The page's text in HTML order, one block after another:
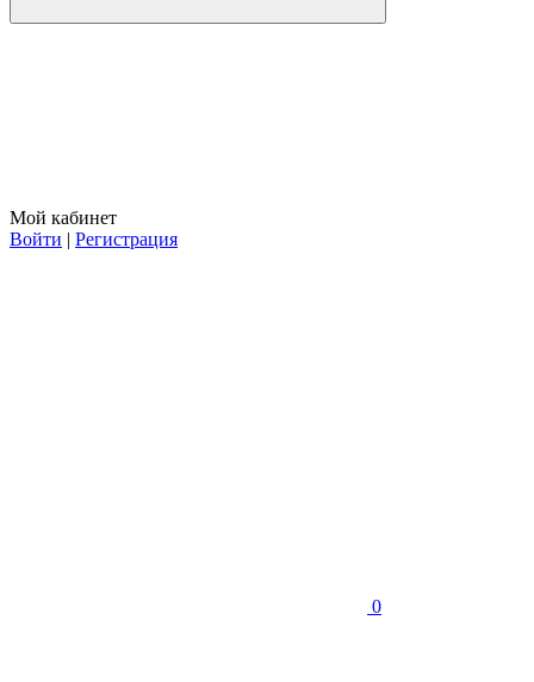
Мой кабинет
Войти | Регистрация
0